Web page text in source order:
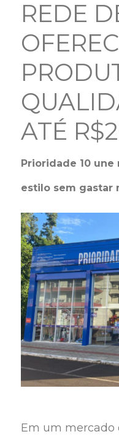
REDE
ATÉ
Prioridade 10
estilo sem gastar
Em um mercado